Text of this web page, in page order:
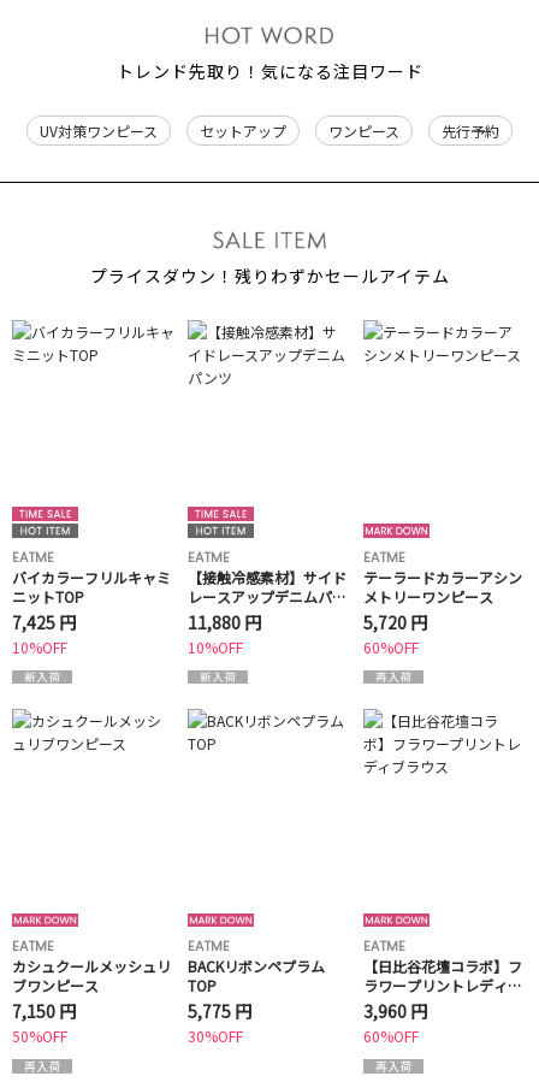
トレンド先取り！気になる注目ワード
UV対策ワンピース セットアップ ワンピース 先行予約
プライスダウン！残りわずかセールアイテム
EATME
バイカラーフリルキャミ
ニットTOP
7,425 円
10%OFF
EATME
【接触冷感素材】サイド
レースアップデニムパン
ツ
11,880 円
10%OFF
EATME
テーラードカラーアシン
メトリーワンピース
5,720 円
60%OFF
EATME
カシュクールメッシュリ
ブワンピース
7,150 円
50%OFF
EATME
BACKリボンペプラム
TOP
5,775 円
30%OFF
EATME
【日比谷花壇コラボ】フ
ラワープリントレディブ
ラウス
3,960 円
60%OFF